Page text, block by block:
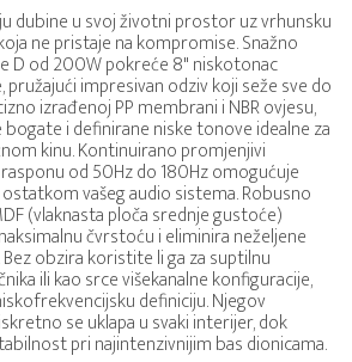
dubine u svoj životni prostor uz vrhunsku
ne pristaje na kompromise. Snažno
D od 200W pokreće 8" niskotonac
impresivan odziv koji seže sve do
izrađenoj PP membrani i NBR ovjesu,
i definirane niske tonove idealne za
kinu. Kontinuirano promjenjivi
od 50Hz do 180Hz omogućuje
vašeg audio sistema. Robusno
(vlaknasta ploča srednje gustoće)
čvrstoću i eliminira neželjene
obzira koristite li ga za suptilnu
ili kao srce višekanalne konfiguracije,
definiciju. Njegov
se uklapa u svaki interijer, dok
pri najintenzivnijim bas dionicama.